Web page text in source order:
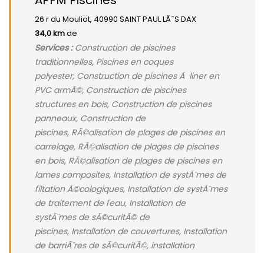
26 r du Mouliot, 40990 SAINT PAUL LÃˆS DAX
34,0 kmde
Services :Construction de piscines
traditionnelles, Piscines en coques
polyester, Construction de piscines Ã liner en
PVC armÃ©, Construction de piscines
structures en bois, Construction de piscines
panneaux, Construction de
piscines, RÃ©alisation de plages de piscines en
carrelage, RÃ©alisation de plages de piscines
en bois, RÃ©alisation de plages de piscines en
lames composites, Installation de systÃ¨mes de
filtation Ã©cologiques, Installation de systÃ¨mes
de traitement de l'eau, Installation de
systÃ¨mes de sÃ©curitÃ© de
piscines, Installation de couvertures, Installation
de barriÃ¨res de sÃ©curitÃ©, installation